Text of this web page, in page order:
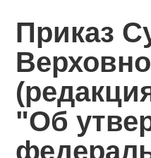
Приказ
"Об